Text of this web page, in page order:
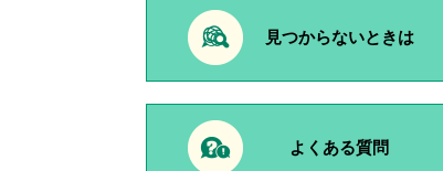
見つからないときは
よくある質問